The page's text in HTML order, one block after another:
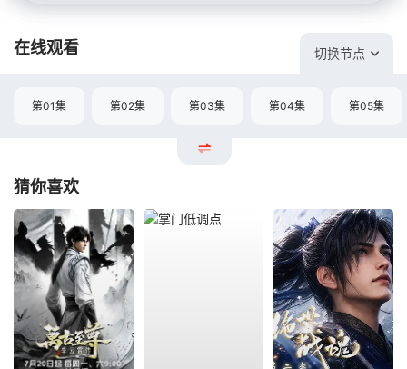
在线观看 切换节点
第01集 第02集 第03集 第04集 第05集
猜你喜欢